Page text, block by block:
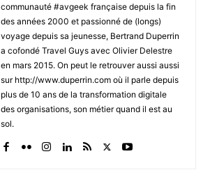
communauté #avgeek française depuis la fin
des années 2000 et passionné de (longs)
voyage depuis sa jeunesse, Bertrand Duperrin
a cofondé Travel Guys avec Olivier Delestre
en mars 2015. On peut le retrouver aussi aussi
sur http://www.duperrin.com où il parle depuis
plus de 10 ans de la transformation digitale
des organisations, son métier quand il est au
sol.